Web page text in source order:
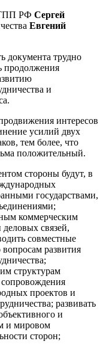
ТПП РФ Сергей
Евгений
документа трудно
продолжения
и
интересов
усилий двух
тем более, что
положительный.
стороны будут, в
государствами,
коммерческим
связей,
совместные
развития
структурам
проектов и
развивать
и
и мировом
сторон;